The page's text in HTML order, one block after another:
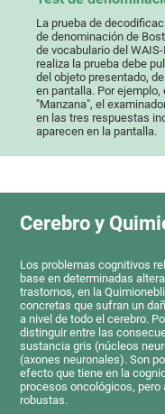
La prueba de
de denominación de
de vocabulario del
realiza la prueba debe
del objeto presentado,
en pantalla. Por
"Manzana", el
en las tres respuestas
aparecen en la pantalla.
Cerebro y
Los problemas cognitivos
base en determinadas
trastornos, en la
concretas que sufran un
a nivel de todo el cerebro.
distinguir entre las
sustancia gris (núcleos
(axones neuronales). Son
efecto que tiene en la
procesos oncológicos,
robustas.